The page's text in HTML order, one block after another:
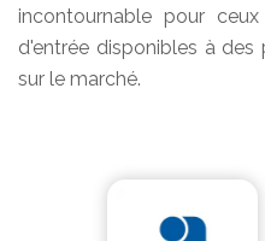
incontournable pour
d'entrée disponibles à
sur le marché.